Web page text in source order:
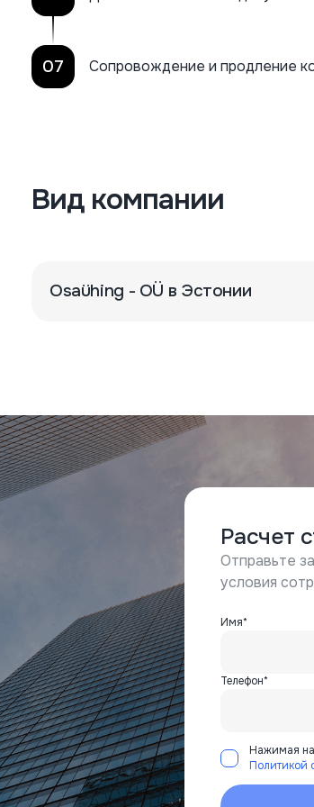
07 Сопровождение и продление
Вид компании
Osaühing - OÜ в Эстонии
Расчет
Отправьте
условия
Имя*
Телефон*
Нажимая
Политикой